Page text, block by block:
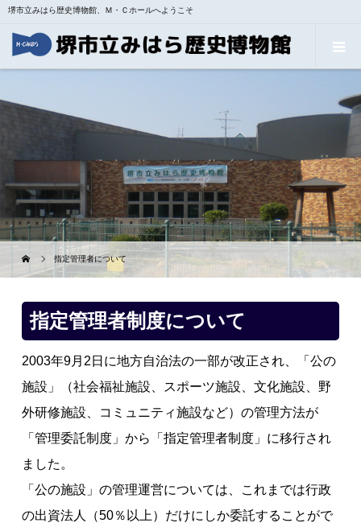
堺市立みはら歴史博物館、Ｍ・Ｃホールへようこそ
指定管理者について
指定管理者制度について
2003年9月2日に地方自治法の一部が改正され、「公の
施設」（社会福祉施設、スポーツ施設、文化施設、野
外研修施設、コミュニティ施設など）の管理方法が
「管理委託制度」から「指定管理者制度」に移行され
ました。
「公の施設」の管理運営については、これまでは行政
の出資法人（50％以上）だけにしか委託することがで